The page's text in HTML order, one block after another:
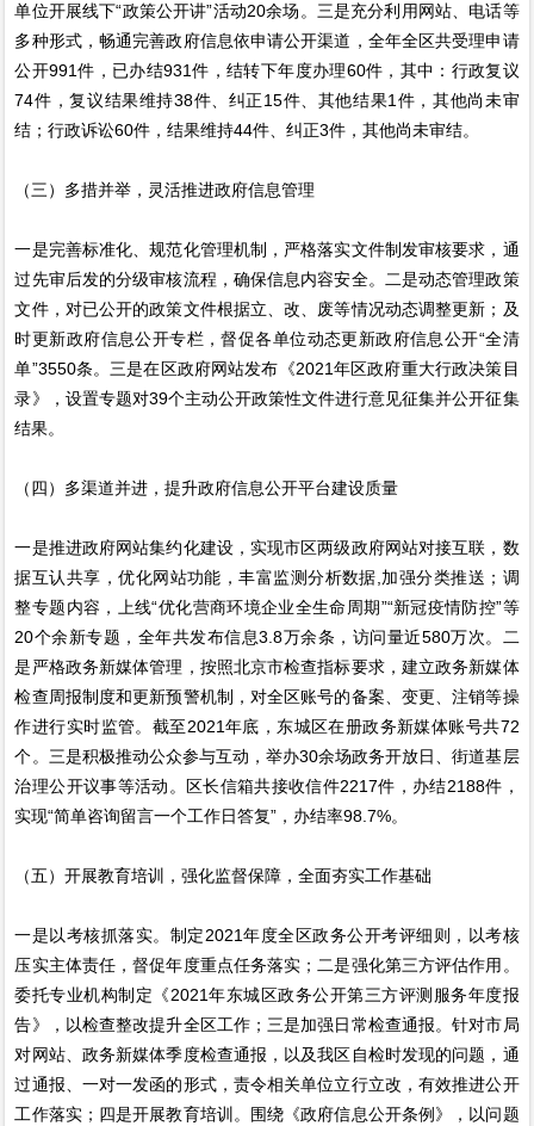
单位开展线下“政策公开讲”活动20余场。三是充分利用网站、电话等
多种形式，畅通完善政府信息依申请公开渠道，全年全区共受理申请
公开991件，已办结931件，结转下年度办理60件，其中：行政复议
74件，复议结果维持38件、纠正15件、其他结果1件，其他尚未审
结；行政诉讼60件，结果维持44件、纠正3件，其他尚未审结。
（三）多措并举，灵活推进政府信息管理
一是完善标准化、规范化管理机制，严格落实文件制发审核要求，通
过先审后发的分级审核流程，确保信息内容安全。二是动态管理政策
文件，对已公开的政策文件根据立、改、废等情况动态调整更新；及
时更新政府信息公开专栏，督促各单位动态更新政府信息公开“全清
单”3550条。三是在区政府网站发布《2021年区政府重大行政决策目
录》，设置专题对39个主动公开政策性文件进行意见征集并公开征集
结果。
（四）多渠道并进，提升政府信息公开平台建设质量
一是推进政府网站集约化建设，实现市区两级政府网站对接互联，数
据互认共享，优化网站功能，丰富监测分析数据,加强分类推送；调
整专题内容，上线“优化营商环境企业全生命周期”“新冠疫情防控”等
20个余新专题，全年共发布信息3.8万余条，访问量近580万次。二
是严格政务新媒体管理，按照北京市检查指标要求，建立政务新媒体
检查周报制度和更新预警机制，对全区账号的备案、变更、注销等操
作进行实时监管。截至2021年底，东城区在册政务新媒体账号共72
个。三是积极推动公众参与互动，举办30余场政务开放日、街道基层
治理公开议事等活动。区长信箱共接收信件2217件，办结2188件，
实现“简单咨询留言一个工作日答复”，办结率98.7%。
（五）开展教育培训，强化监督保障，全面夯实工作基础
一是以考核抓落实。制定2021年度全区政务公开考评细则，以考核
压实主体责任，督促年度重点任务落实；二是强化第三方评估作用。
委托专业机构制定《2021年东城区政务公开第三方评测服务年度报
告》，以检查整改提升全区工作；三是加强日常检查通报。针对市局
对网站、政务新媒体季度检查通报，以及我区自检时发现的问题，通
过通报、一对一发函的形式，责令相关单位立行立改，有效推进公开
工作落实；四是开展教育培训。围绕《政府信息公开条例》，以问题